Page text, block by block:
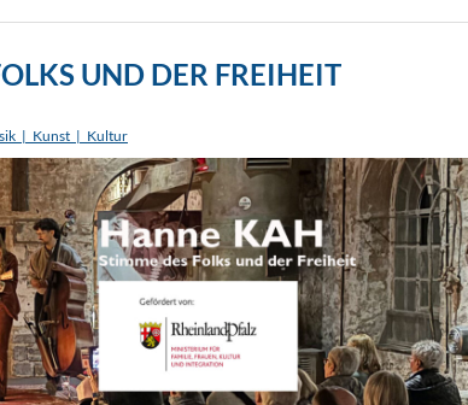
UND DER FREIHEIT